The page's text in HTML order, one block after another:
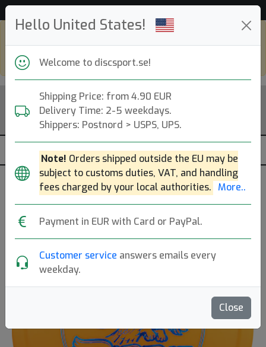
Hello United States!
Welcome to discsport.se!
Shipping Price: from 4.90 EUR
Delivery Time: 2-5 weekdays.
Shippers: Postnord > USPS, UPS.
Note! Orders shipped outside the EU may be
subject to customs duties, VAT, and handling
fees charged by your local authorities. More..
Payment in EUR with Card or PayPal.
Customer service answers emails every
weekday.
Close
go todiscsport.com